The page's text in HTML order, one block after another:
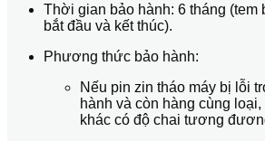
Thời gian bảo hành: 6 tháng (tem
bắt đầu và kết thúc).
Phương thức bảo hành:
Nếu pin zin tháo máy bị lỗi
hành và còn hàng cùng
khác có độ chai tương